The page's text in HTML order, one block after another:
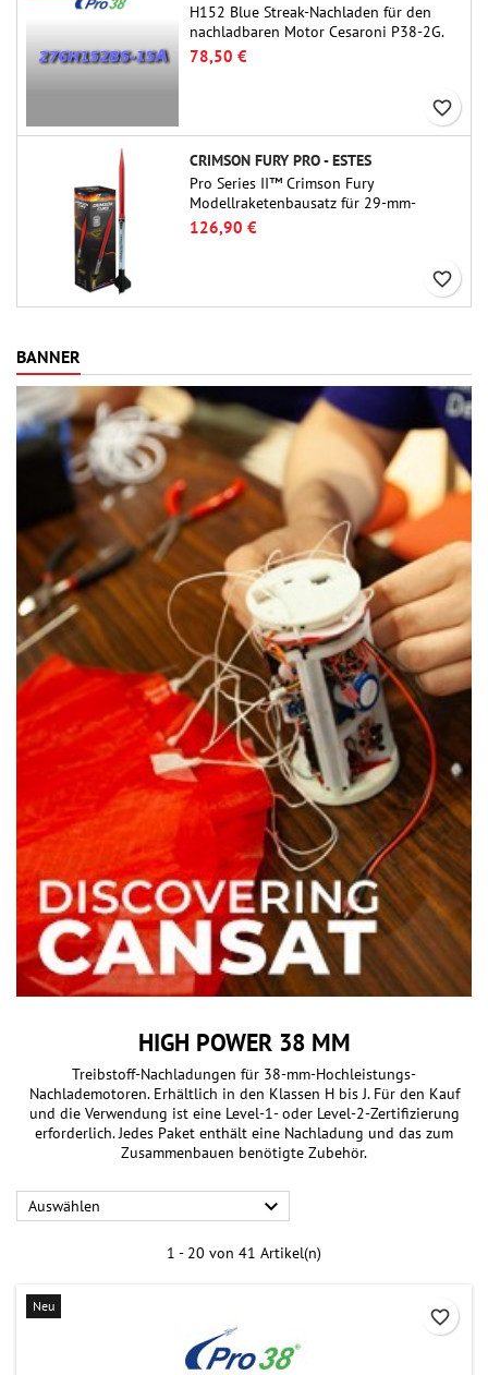
H152 Blue Streak-Nachladen für den
nachladbaren Motor Cesaroni P38-2G.
Die Verzögerung von 15 Sekunden ist
über das ProDAT 38-Tool einstellbar.
78,50 €
favorite_border
CRIMSON FURY PRO - ESTES
Pro Series II™ Crimson Fury
Modellraketenbausatz für 29-mm-
Motoren Typ E, F und G.Der Crimson
Fury wurde für fortgeschrittene
aufregende Starts, sanfte Landungen
126,90 €
favorite_border
BANNER
HIGH POWER 38 MM
Treibstoff-Nachladungen für 38-mm-Hochleistungs-
Nachlademotoren. Erhältlich in den Klassen H bis J. Für den Kauf
und die Verwendung ist eine Level-1- oder Level-2-Zertifizierung
erforderlich. Jedes Paket enthält eine Nachladung und das zum
Zusammenbauen benötigte Zubehör.
Auswählen 
1 - 20 von 41 Artikel(n)
Neu
favorite_border